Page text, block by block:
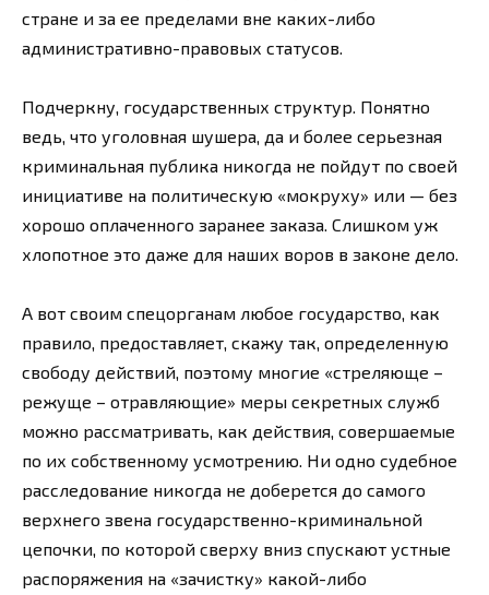
стране и за ее пределами вне каких-либо
административно-правовых статусов.
Подчеркну, государственных структур. Понятно
ведь, что уголовная шушера, да и более серьезная
криминальная публика никогда не пойдут по своей
инициативе на политическую «мокруху» или — без
хорошо оплаченного заранее заказа. Слишком уж
хлопотное это даже для наших воров в законе дело.
А вот своим спецорганам любое государство, как
правило, предоставляет, скажу так, определенную
свободу действий, поэтому многие «стреляюще –
режуще – отравляющие» меры секретных служб
можно рассматривать, как действия, совершаемые
по их собственному усмотрению. Ни одно судебное
расследование никогда не доберется до самого
верхнего звена государственно-криминальной
цепочки, по которой сверху вниз спускают устные
распоряжения на «зачистку» какой-либо